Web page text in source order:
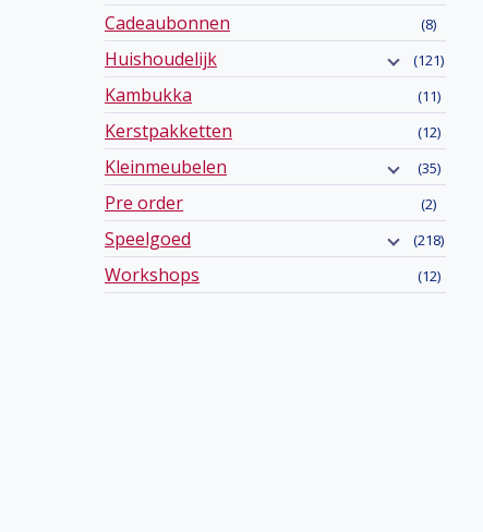
Cadeaubonnen (8)
Huishoudelijk (121)
Kambukka (11)
Kerstpakketten (12)
Kleinmeubelen (35)
Pre order (2)
Speelgoed (218)
Workshops (12)